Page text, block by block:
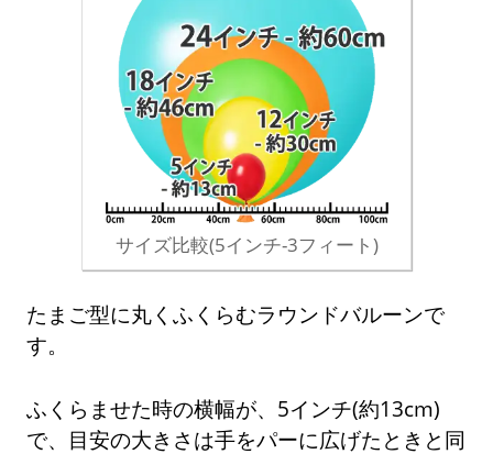
サイズ比較(5インチ-3フィート)
たまご型に丸くふくらむラウンドバルーンで
す。
ふくらませた時の横幅が、5インチ(約13cm)
で、目安の大きさは手をパーに広げたときと同